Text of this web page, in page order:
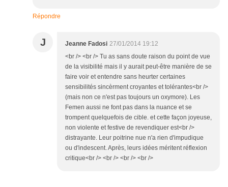
Répondre
J Jeanne Fadosi 27/01/2014 19:12
<br /> <br /> Tu as sans doute raison du point de vue
de la visibilité mais il y aurait peut-être manière de se
faire voir et entendre sans heurter certaines
sensibilités sincèrment croyantes et tolérantes<br />
(mais non ce n'est pas toujours un oxymore). Les
Femen aussi ne font pas dans la nuance et se
trompent quelquefois de cible. et cette façon joyeuse,
non violente et festive de revendiquer est<br />
distrayante. Leur poitrine nue n'a rien d'impudique
ou d'indescent. Après, leurs idées méritent réflexion
critique<br /> <br /> <br /> <br />